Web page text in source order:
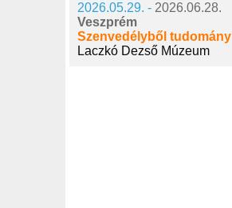
2026.05.29. - 2026.06.28.
Veszprém
Szenvedélyből tudomány
Laczkó Dezső Múzeum